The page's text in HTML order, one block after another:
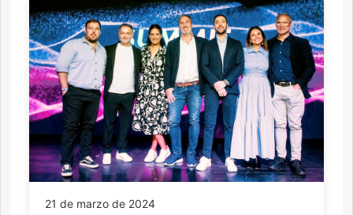
21 de marzo de 2024